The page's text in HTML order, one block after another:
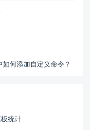
何添加自定义命令？
统计